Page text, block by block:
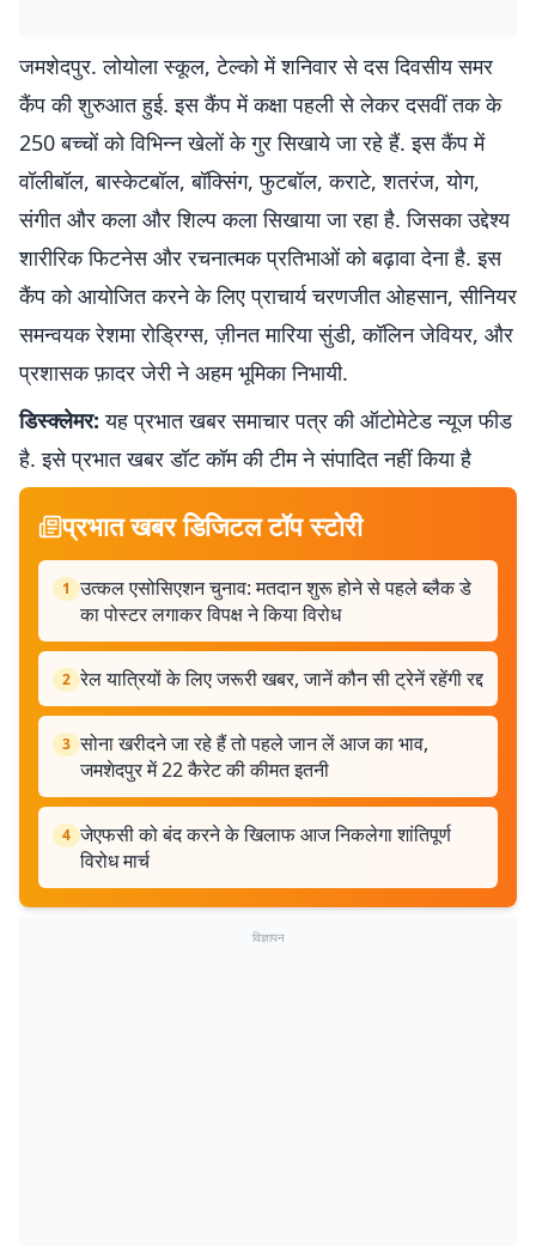
जमशेदपुर. लोयोला स्कूल, टेल्को में शनिवार से दस दिवसीय समर
कैंप की शुरुआत हुई. इस कैंप में कक्षा पहली से लेकर दसवीं तक के
250 बच्चों को विभिन्न खेलों के गुर सिखाये जा रहे हैं. इस कैंप में
वॉलीबॉल, बास्केटबॉल, बॉक्सिंग, फुटबॉल, कराटे, शतरंज, योग,
संगीत और कला और शिल्प कला सिखाया जा रहा है. जिसका उद्देश्य
शारीरिक फिटनेस और रचनात्मक प्रतिभाओं को बढ़ावा देना है. इस
कैंप को आयोजित करने के लिए प्राचार्य चरणजीत ओहसान, सीनियर
समन्वयक रेशमा रोड्रिग्स, ज़ीनत मारिया सुंडी, कॉलिन जेवियर, और
प्रशासक फ़ादर जेरी ने अहम भूमिका निभायी.
डिस्क्लेमर: यह प्रभात खबर समाचार पत्र की ऑटोमेटेड न्यूज फीड
है. इसे प्रभात खबर डॉट कॉम की टीम ने संपादित नहीं किया है
प्रभात खबर डिजिटल टॉप स्टोरी
1 उत्कल एसोसिएशन चुनाव: मतदान शुरू होने से पहले ब्लैक डे
का पोस्टर लगाकर विपक्ष ने किया विरोध
2 रेल यात्रियों के लिए जरूरी खबर, जानें कौन सी ट्रेनें रहेंगी रद्द
3 सोना खरीदने जा रहे हैं तो पहले जान लें आज का भाव,
जमशेदपुर में 22 कैरेट की कीमत इतनी
4 जेएफसी को बंद करने के खिलाफ आज निकलेगा शांतिपूर्ण
विरोध मार्च
विज्ञापन